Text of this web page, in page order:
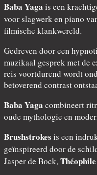
Baba Yaga is een
voor slagwerk en piano
filmische klankwereld.
Gedreven door een
muzikaal gesprek met de
reis voortdurend wordt
betoverend contrast
Baba Yaga combineert
oude mythologie en
Brushstrokes is een
geïnspireerd door de
Jasper de Bock,